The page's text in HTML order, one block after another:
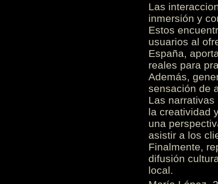
Las
inmersión y
Estos
usuarios al
España,
reales para
Además,
sensación de
Las
la creatividad
una
asistir a los
Finalmente,
difusión
local.